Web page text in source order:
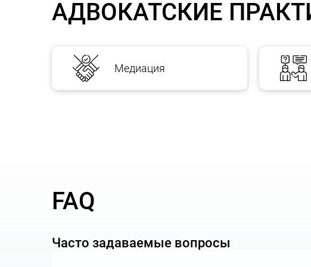
В ЧЕМ ЗАКЛЮЧАЮТСЯ УСЛУГИ
АДВОКАТСКИЕ
Медиация
FAQ
Часто задаваемые вопросы